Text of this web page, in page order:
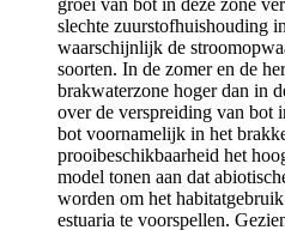
slechte zuurstofhuishouding
waarschijnlijk de
soorten. In de zomer en de
brakwaterzone hoger dan in
over de verspreiding van bot
bot voornamelijk in het
prooibeschikbaarheid het
model tonen aan dat
worden om het
estuaria te voorspellen.